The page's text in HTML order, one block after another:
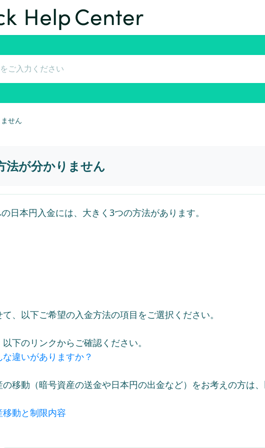
せん
法が分かりません
日本円入金には、大きく3つの方法があります。
、以下ご希望の入金方法の項目をご選択ください。
下のリンクからご確認ください。
違いがありますか？
移動（暗号資産の送金や日本円の出金など）をお考えの方は
動と制限内容